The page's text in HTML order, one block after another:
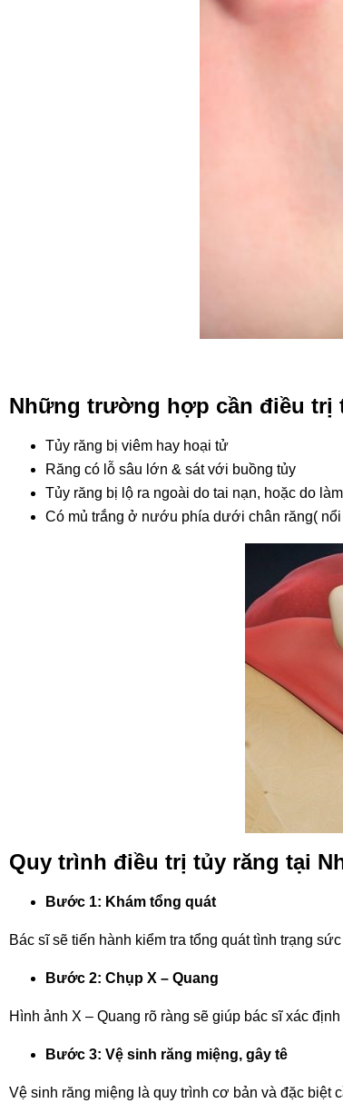
Những trường hợp cần điều trị
Tủy răng bị viêm hay hoại tử
Răng có lỗ sâu lớn & sát với buồng tủy
Tủy răng bị lộ ra ngoài do tai nạn, hoặc do
Có mủ trắng ở nướu phía dưới chân răng(
Quy trình điều trị tủy răng tại
Bước 1: Khám tổng quát
Bác sĩ sẽ tiến hành kiểm tra tổng quát tình trạng
Bước 2: Chụp X – Quang
Hình ảnh X – Quang rõ ràng sẽ giúp bác sĩ xác
Bước 3: Vệ sinh răng miệng, gây tê
Vệ sinh răng miệng là quy trình cơ bản và đặc biệt